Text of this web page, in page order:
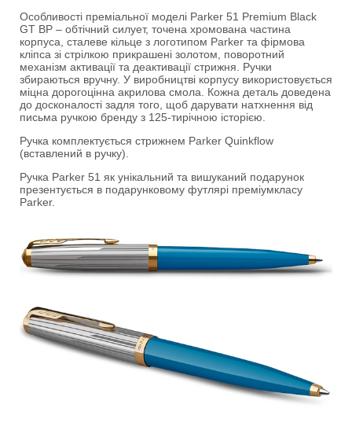
Особливості преміальної моделі Parker 51 Premium Black
GT BP – обтічний силует, точена хромована частина
корпуса, сталеве кільце з логотипом Parker та фірмова
кліпса зі стрілкою прикрашені золотом, поворотний
механізм активації та деактивації стрижня. Ручки
збираються вручну. У виробництві корпусу використовується
міцна дорогоцінна акрилова смола. Кожна деталь доведена
до досконалості задля того, щоб дарувати натхнення від
письма ручкою бренду з 125-тирічною історією.
Ручка комплектується стрижнем Parker Quinkflow
(вставлений в ручку).
Ручка Parker 51 як унікальний та вишуканий подарунок
презентується в подарунковому футлярі преміумкласу
Parker.